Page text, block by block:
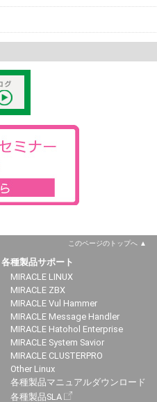
このページのトップへ
各種製品サポート
MIRACLE LINUX
MIRACLE ZBX
MIRACLE Vul Hammer
MIRACLE Message Handler
MIRACLE Hatohol Enterprise
MIRACLE System Savior
MIRACLE CLUSTERPRO
Other Linux
各種製品マニュアルダウンロード
各種製品SLA